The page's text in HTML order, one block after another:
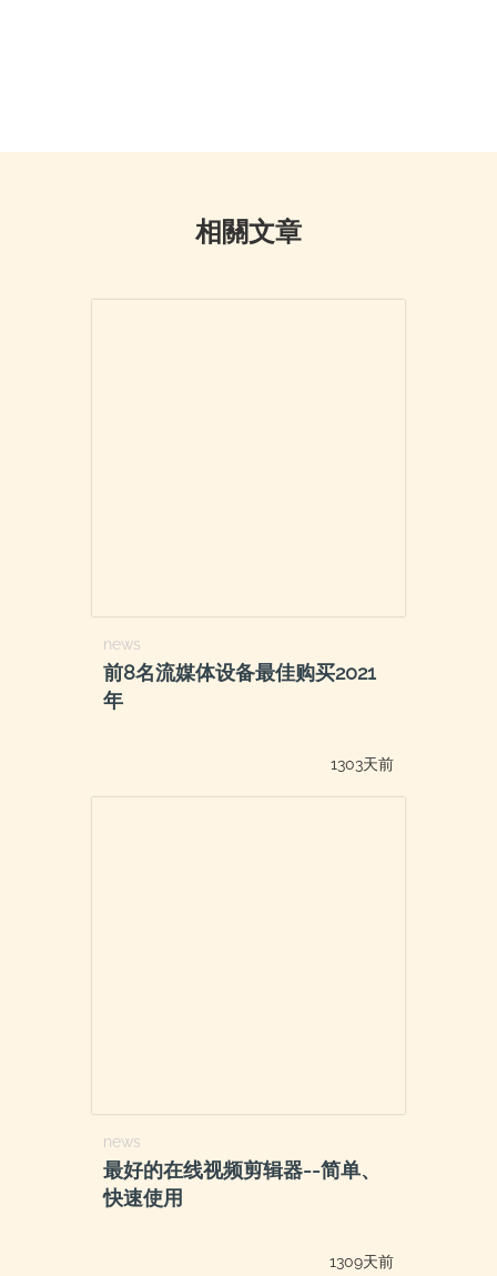
相關文章
news
前8名流媒体设备最佳购买2021
年
1303天前
news
最好的在线视频剪辑器--简单、
快速使用
1309天前